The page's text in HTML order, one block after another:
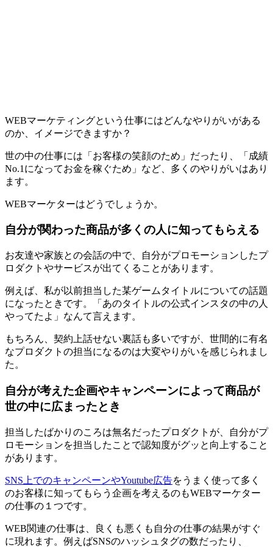
WEBマーケティングという仕事にはどんなやりがいがある
のか、イメージできますか？
世の中の仕事には「お客様の笑顔のため」だったり、「成績
No.1になってお金を稼ぐため」など、多くのやりがいはあり
ます。
WEBマーケターはどうでしょうか。
自分が関わった商品が多くの人に知ってもらえる
お友達や家族との会話の中で、自分がプロモーションしたプ
ロダクトやサービスが出てくることがあります。
例えば、私が以前担当した某ゲームタイトルについての話題
になったときです。「あのタイトルの公式インスタの中の人
やってたよ」なんて言えます。
もちろん、契約上話せない裏話も多いですが、 世間的に有名
なプロダクトの担当になるのは大変やりがいを感じられまし
た。
自分が考えた企画やキャンペーンによって商品が
世の中に広まったとき
担当したばかりのころは無名だったプロダクトが、自分がプ
ロモーションを担当したことで認知度がグッと向上すること
があります。
SNS上でのキャンペーンやYoutube広告をうまく使って多く
のお客様に知ってもらう企画を考えるのもWEBマーケター
の仕事の１つです。
WEB関連の仕事は、良くも悪くも自分の仕事の結果がすぐ
に現れます。 例えばSNSのハッシュタグの数だったり、